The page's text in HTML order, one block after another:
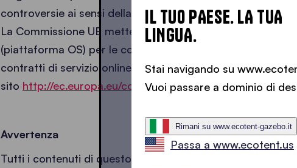
controversie ai sensi della legge tedesca sulla
La Commissione UE mette a disposizione una
(piattaforma OS) per le controversie dei consumatori
contratti di servizio online. È possibile accedere a questa
sito http://ec.europa.eu/consumers/odr/.
Avvertenza
Tutti i contenuti di questo sito web sono stati
IL TUO PAESE. LA TUA
LINGUA.
Stai navigando su
Vuoi passare a dominio di
Rimani su www.ecotent-gazebo.it
Passa a www.ecotent.us